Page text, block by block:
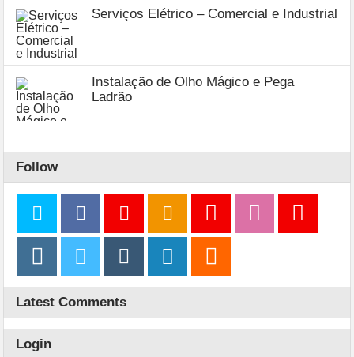
Serviços Elétrico – Comercial e Industrial
Instalação de Olho Mágico e Pega
Ladrão
Follow
Latest Comments
Login